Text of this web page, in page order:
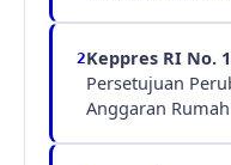
2Keppres RI No.
Persetujuan
Anggaran